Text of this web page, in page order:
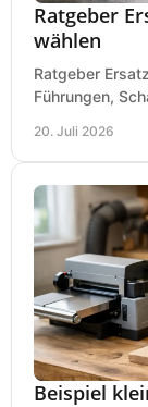
Ratgeber
wählen
Ratgeber
Führungen,
20. Juli 2026
Beispiel